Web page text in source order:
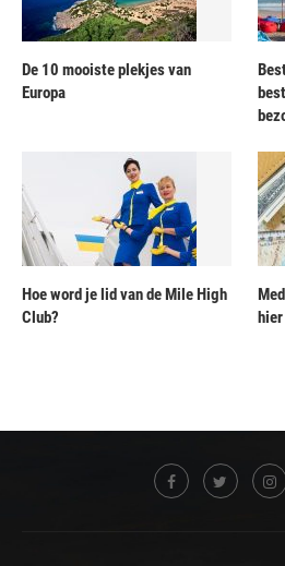
De 10 mooiste plekjes van
Europa
Hoe word je lid van de Mile High
Club?